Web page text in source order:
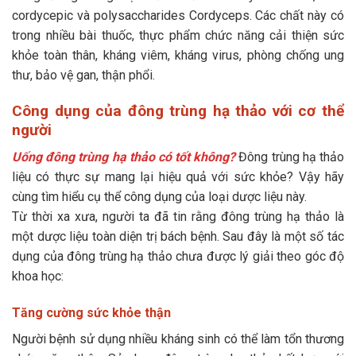
cordycepic và polysaccharides Cordyceps. Các chất này có
trong nhiều bài thuốc, thực phẩm chức năng cải thiện sức
khỏe toàn thân, kháng viêm, kháng virus, phòng chống ung
thư, bảo vệ gan, thận phổi.
Công dụng của đông trùng hạ thảo với cơ thể
người
Uống đông trùng hạ thảo có tốt không? Đông trùng hạ thảo
liệu có thực sự mang lại hiệu quả với sức khỏe? Vậy hãy
cùng tìm hiểu cụ thể công dụng của loại dược liệu này.
Từ thời xa xưa, người ta đã tin rằng đông trùng hạ thảo là
một dược liệu toàn diện trị bách bệnh. Sau đây là một số tác
dụng của đông trùng hạ thảo chưa được lý giải theo góc độ
khoa học:
Tăng cường sức khỏe thận
Người bệnh sử dụng nhiều kháng sinh có thể làm tổn thương